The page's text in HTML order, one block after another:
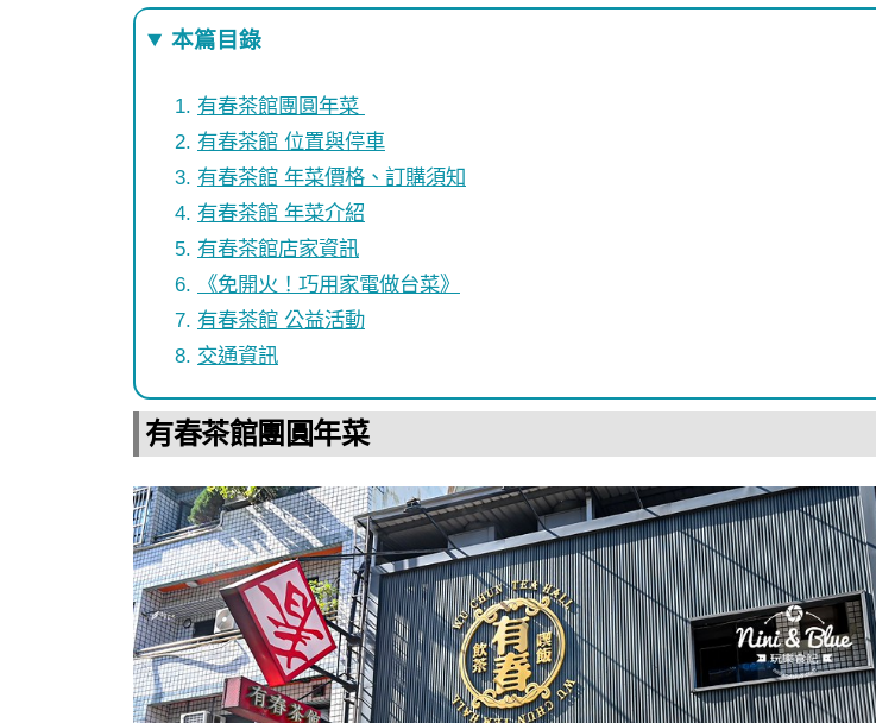
本篇目錄
有春茶館團圓年菜
有春茶館 位置與停車
有春茶館 年菜價格、訂購須知
有春茶館 年菜介紹
有春茶館店家資訊
《免開火！巧用家電做台菜》
有春茶館 公益活動
交通資訊
有春茶館團圓年菜